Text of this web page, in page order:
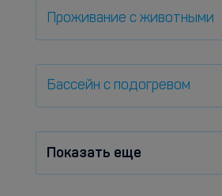
Проживание с животными
Бассейн с подогревом
Показать еще